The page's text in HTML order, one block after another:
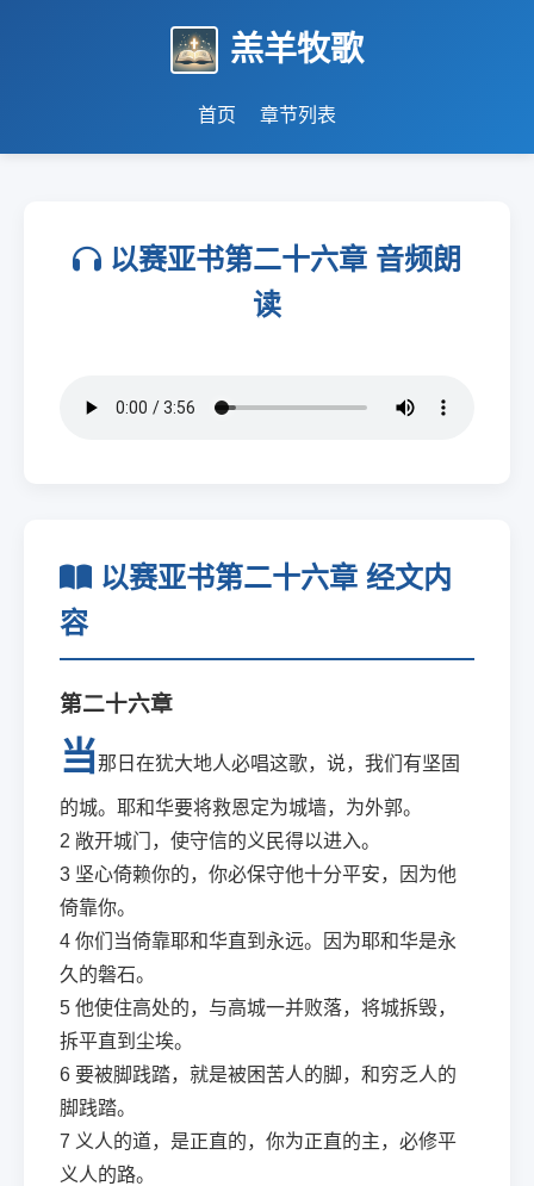
羔羊牧歌
首页 章节列表
以赛亚书第二十六章 音频朗
读
以赛亚书第二十六章 经文内
容
第二十六章
当那日在犹大地人必唱这歌，说，我们有坚固
的城。耶和华要将救恩定为城墙，为外郭。
2 敞开城门，使守信的义民得以进入。
3 坚心倚赖你的，你必保守他十分平安，因为他
倚靠你。
4 你们当倚靠耶和华直到永远。因为耶和华是永
久的磐石。
5 他使住高处的，与高城一并败落，将城拆毁，
拆平直到尘埃。
6 要被脚践踏，就是被困苦人的脚，和穷乏人的
脚践踏。
7 义人的道，是正直的，你为正直的主，必修平
义人的路。